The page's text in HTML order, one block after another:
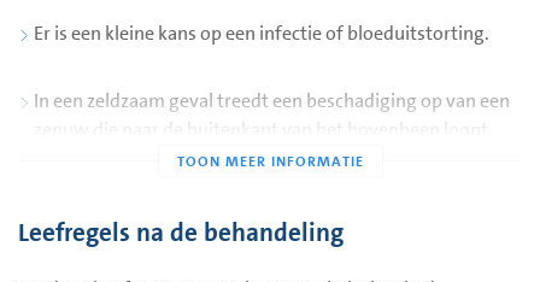
Er is een kleine kans op een infectie of bloeduitstorting.
In een zeldzaam geval treedt een beschadiging op van een
zenuw die naar de buitenkant van het bovenbeen loopt,
waardoor er een dove plek kan ontstaan. Deze complicatie
Leefregels na de behandeling